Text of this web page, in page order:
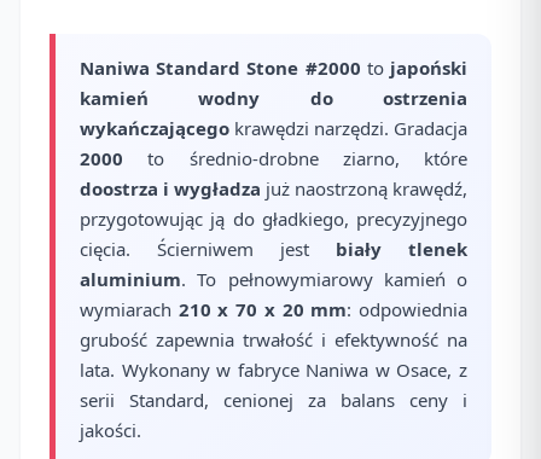
Naniwa Standard Stone #2000 to japoński
kamień wodny do ostrzenia
wykańczającego krawędzi narzędzi. Gradacja
2000 to średnio-drobne ziarno, które
doostrza i wygładza już naostrzoną krawędź,
przygotowując ją do gładkiego, precyzyjnego
cięcia. Ścierniwem jest biały tlenek
aluminium. To pełnowymiarowy kamień o
wymiarach 210 x 70 x 20 mm: odpowiednia
grubość zapewnia trwałość i efektywność na
lata. Wykonany w fabryce Naniwa w Osace, z
serii Standard, cenionej za balans ceny i
jakości.